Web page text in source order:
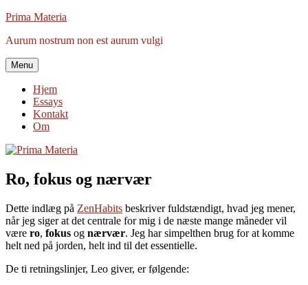
Videre
indhold
Prima Materia
Aurum nostrum non est aurum vulgi
Menu
Hjem
Essays
Kontakt
Om
Ro, fokus og nærvær
Dette indlæg på ZenHabits beskriver fuldstændigt, hvad jeg mener,
når jeg siger at det centrale for mig i de næste mange måneder vil
være ro, fokus og nærvær. Jeg har simpelthen brug for at komme
helt ned på jorden, helt ind til det essentielle.
De ti retningslinjer, Leo giver, er følgende: